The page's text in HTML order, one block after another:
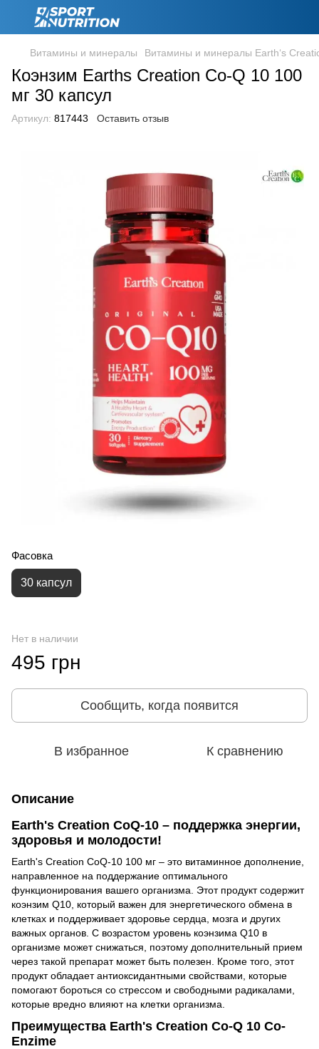
Витамины и минералы Витамины и минералы Earth‘s
Коэнзим Earths Creation Co-Q 10 100
мг 30 капсул
Артикул: 817443 Оставить отзыв
Фасовка
30 капсул
Нет в наличии
495 грн
Сообщить, когда появится
В избранное К сравнению
Описание
Earth's Creation CoQ-10 – поддержка энергии,
здоровья и молодости!
Earth's Creation CoQ-10 100 мг – это витаминное дополнение,
направленное на поддержание оптимального
функционирования вашего организма. Этот продукт содержит
коэнзим Q10, который важен для энергетического обмена в
клетках и поддерживает здоровье сердца, мозга и других
важных органов. С возрастом уровень коэнзима Q10 в
организме может снижаться, поэтому дополнительный прием
через такой препарат может быть полезен. Кроме того, этот
продукт обладает антиоксидантными свойствами, которые
помогают бороться со стрессом и свободными радикалами,
которые вредно влияют на клетки организма.
Преимущества Earth's Creation Co-Q 10 Co-
Enzime